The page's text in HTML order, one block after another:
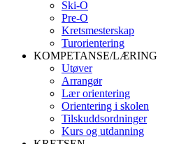
Ski-O
Pre-O
Kretsmesterskap
Turorientering
KOMPETANSE/LÆRING
Utøver
Arrangør
Lær orientering
Orientering i skolen
Tilskuddsordninger
Kurs og utdanning